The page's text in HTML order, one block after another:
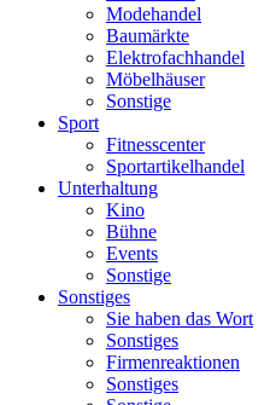
Modehandel
Baumärkte
Elektrofachhandel
Möbelhäuser
Sonstige
Sport
Fitnesscenter
Sportartikelhandel
Unterhaltung
Kino
Bühne
Events
Sonstige
Sonstiges
Sie haben das Wort
Sonstiges
Firmenreaktionen
Sonstiges